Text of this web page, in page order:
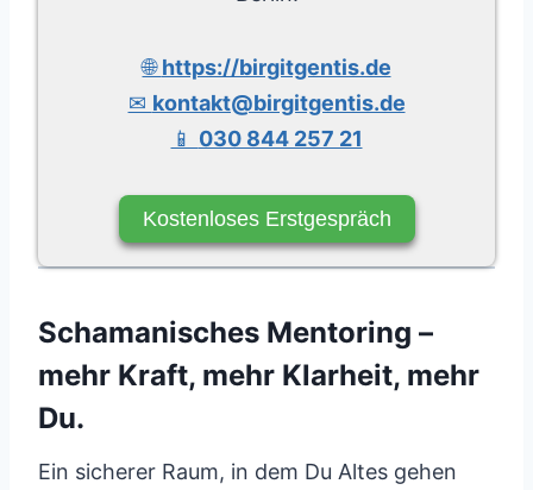
🌐https://birgitgentis.de
✉ kontakt@birgitgentis.de
📱 030 844 257 21
Kostenloses Erstgespräch
Schamanisches Mentoring –
mehr Kraft, mehr Klarheit, mehr
Du.
Ein sicherer Raum, in dem Du Altes gehen